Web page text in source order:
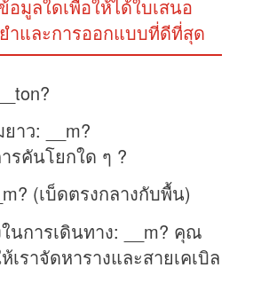
อมูลใดเพื่อให้ได้ใบเสนอ
ำและการออกแบบที่ดีที่สุด
าว: __m?
รคันโยกใด ๆ ?
(เบ็ดตรงกลางกับพื้น)
นการเดินทาง: __m? คุณ
เราจัดหารางและสายเคเบิล